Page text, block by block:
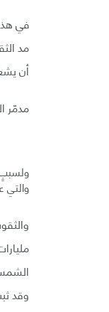
في
مد
أن
مدمّر
ولسببٍ
والتي عادةً ما تكون
وقد ثبت